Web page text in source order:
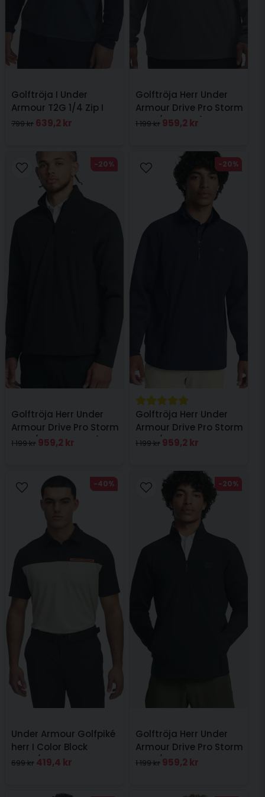
Golftröja I Under
Armour T2G 1/4 Zip I
Navy
799 kr 639,2 kr
Golftröja Herr Under
Armour Drive Pro Storm
Hyb 1/2 Zip Grå
1 199 kr 959,2 kr
Golftröja Herr Under
Armour Drive Pro Storm
Hyb 1/2 Zip Mörkgrå
1 199 kr 959,2 kr
-20%
Golftröja Herr Under
Armour Drive Pro Storm
Hyb 1/2 Zip Navy
1 199 kr 959,2 kr
-20%
Under Armour Golfpiké
herr I Color Block
Svart/Sand
699 kr 419,4 kr
-40%
Golftröja Herr Under
Armour Drive Pro Storm
Hyb 1/2 Zip Svart
1 199 kr 959,2 kr
-20%